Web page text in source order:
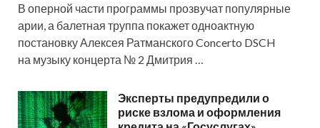
В оперной части программы прозвучат популярные
арии, а балетная труппа покажет одноактную
постановку Алексея Ратманского Concerto DSCH
на музыку концерта № 2 Дмитрия …
Эксперты предупредили о
риске взлома и оформления